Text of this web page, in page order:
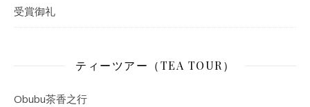
受賞御礼
ティーツアー（TEA TOUR）
Obubu茶香之行